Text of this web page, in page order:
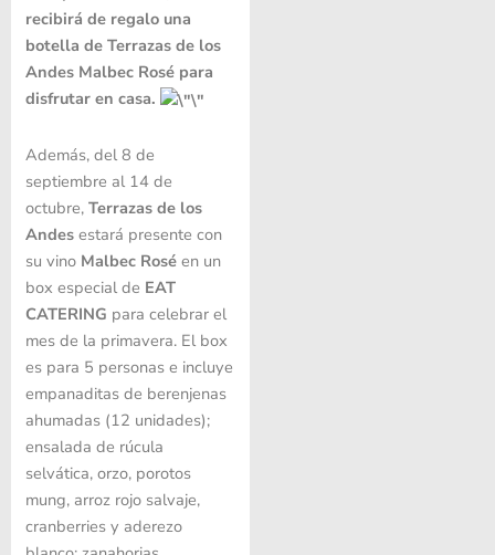
recibirá de regalo una
botella de Terrazas de los
Andes Malbec Rosé para
disfrutar en casa.
Además, del 8 de
septiembre al 14 de
octubre, Terrazas de los
Andesestará presente con
su vino Malbec Roséen un
box especial de EAT
CATERING para celebrar el
mes de la primavera. El box
es para 5 personas e incluye
empanaditas de berenjenas
ahumadas (12 unidades);
ensalada de rúcula
selvática, orzo, porotos
mung, arroz rojo salvaje,
cranberries y aderezo